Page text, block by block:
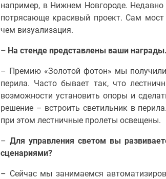
например, в Нижнем Новгороде.
потрясающе красивый проект. Сам мост
чем визуализация.
– На стенде представлены ваши
– Премию «Золотой фотон» мы
перила. Часто бывает так, что
возможности установить опоры и
решение – встроить светильник в
при этом лестничные пролеты освещены.
– Для управления светом вы
сценариями?
– Сейчас мы занимаемся